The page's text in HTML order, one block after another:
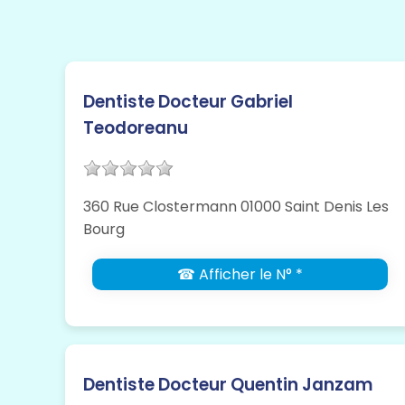
Dentiste Docteur Gabriel
Teodoreanu
360 Rue Clostermann 01000 Saint Denis Les
Bourg
☎ Afficher le N° *
Dentiste Docteur Quentin Janzam